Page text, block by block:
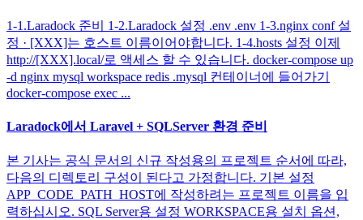
1-1.Laradock 준비 1-2.Laradock 설정 .env .env 1-3.nginx conf 설
정 · [XXX]는 호스트 이름이어야합니다. 1-4.hosts 설정 이제
http://[XXX].local/로 액세스 할 수 있습니다. docker-compose up
-d nginx mysql workspace redis .mysql 컨테이너에 들어가기
docker-compose exec ...
Laradock에서 Laravel + SQLServer 환경 준비
본 기사는 공식 문서의 신규 작성용의 프로젝트 순서에 따라,
다음의 디렉토리 구성이 된다고 가정합니다. 기본 설정
APP_CODE_PATH_HOST에 작성하려는 프로젝트 이름을 입
력하십시오. SQL Server용 설정 WORKSPACE용 설치 옵션,